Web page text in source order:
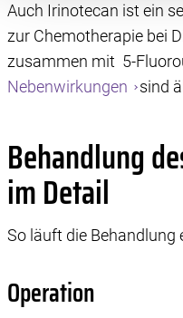
Website optimal zu
verbessern. Für die
Verarbeitung benötigen
Einwilligung können Sie
unserer
Auch Irinotecan ist ein
zur Chemotherapie bei
zusammen mit 5-
Nebenwirkungen
sind
Behandlung
im Detail
So läuft die Behandlung
Operation